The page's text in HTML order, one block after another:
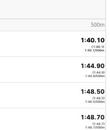
500m
1:40.10
(1:40.1)
1:40.1/500m
1:44.90
(1:44.9)
1:44.9/500m
1:48.50
(1:48.5)
1:48.5/500m
1:48.70
(1:48.7)
1:48.7/500m